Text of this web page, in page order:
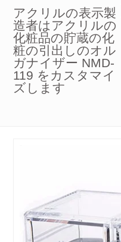
アクリルの表示製
造者はアクリルの
化粧品の貯蔵の化
粧の引出しのオル
ガナイザー NMD-
119 をカスタマイ
ズします